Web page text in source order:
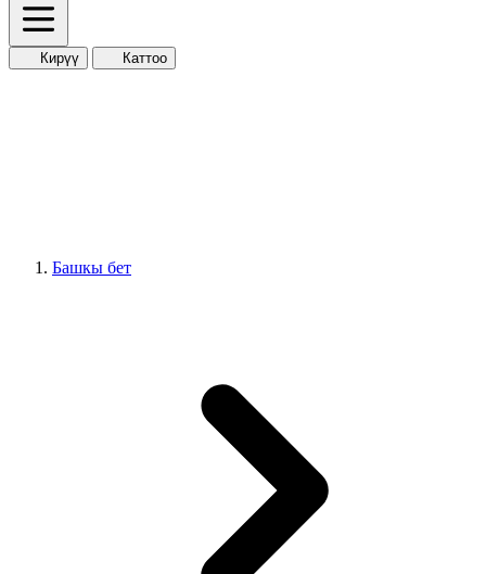
Кирүү Каттоо
Башкы бет